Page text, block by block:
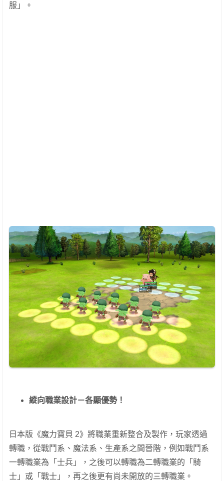
服」。
縱向職業設計－各顯優勢！
日本版《魔力寶貝 2》將職業重新整合及製作，玩家透過
轉職，從戰鬥系、魔法系、生產系之間晉階，例如戰鬥系
一轉職業為「士兵」，之後可以轉職為二轉職業的「騎
士」或「戰士」，再之後更有尚未開放的三轉職業。